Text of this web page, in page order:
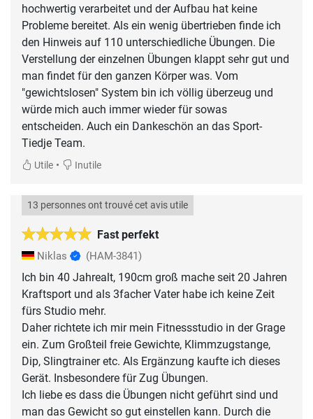
hochwertig verarbeitet und der Aufbau hat keine
Probleme bereitet. Als ein wenig übertrieben finde ich
den Hinweis auf 110 unterschiedliche Übungen. Die
Verstellung der einzelnen Übungen klappt sehr gut und
man findet für den ganzen Körper was. Vom
"gewichtslosen" System bin ich völlig überzeug und
würde mich auch immer wieder für sowas
entscheiden. Auch ein Dankeschön an das Sport-
Tiedje Team.
Utile • Inutile
Fast perfekt
13 personnes ont trouvé cet avis utile
Niklas (HAM-3841)
Ich bin 40 Jahrealt, 190cm groß mache seit 20 Jahren
Kraftsport und als 3facher Vater habe ich keine Zeit
fürs Studio mehr.
Daher richtete ich mir mein Fitnessstudio in der Grage
ein. Zum Großteil freie Gewichte, Klimmzugstange,
Dip, Slingtrainer etc. Als Ergänzung kaufte ich dieses
Gerät. Insbesondere für Zug Übungen.
Ich liebe es dass die Übungen nicht geführt sind und
man das Gewicht so gut einstellen kann. Durch die